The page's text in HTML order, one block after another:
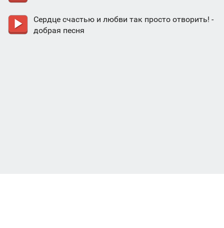
Сердце счастью и любви так просто отворить! -
добрая песня